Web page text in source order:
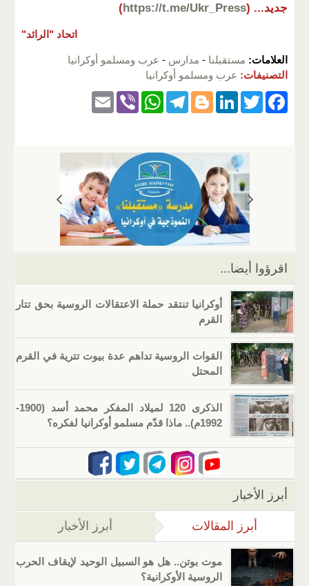
جديد... (
https://t.me/Ukr_Press
)
اتحاد "الرائد"
العلامات: مستقبلنا - مدارس - عرب ومسلمو أوكرانيا
التصنيفات: عرب ومسلمو أوكرانيا
F
k
T
er
Li
e
dI
n
Bl
g
er
T
gr
a
m
W
s
A
p
p
Vi
اقرؤوا أيضا...
أوكرانيا تنتقد حملة الاعتقالات الروسية بحق تتار
القرم
القوات الروسية تداهم عدة بيوت تترية في القرم
المحتل
الذكرى 120 لميلاد المفكر محمد أسد (1900-
1992م).. ماذا قدّم مسلمو أوكرانيا لفكره؟
أبرز الأخبار
أبرز المقالات (علامة التبويب النشطة)
أبرز الأخبار
موت بوتن.. هل هو السبيل الوحيد لإيقاف الحرب
الروسية الأوكرانية؟